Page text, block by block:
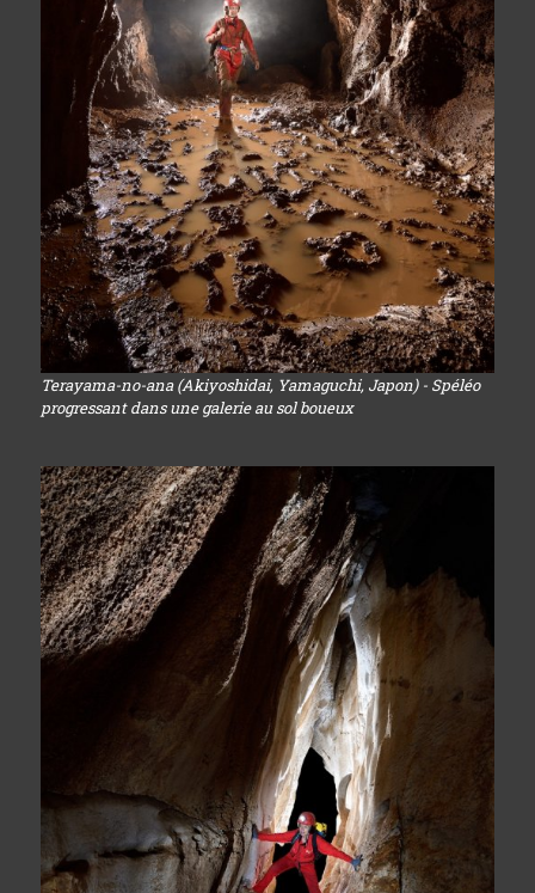
Terayama-no-ana (Akiyoshidai, Yamaguchi, Japon) - Spéléo
progressant dans une galerie au sol boueux